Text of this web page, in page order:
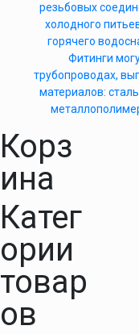
резьбовых
холодного
горячего
Фитинги
трубопроводах,
материалов:
Корз
ина
Катег
ории
товар
ов